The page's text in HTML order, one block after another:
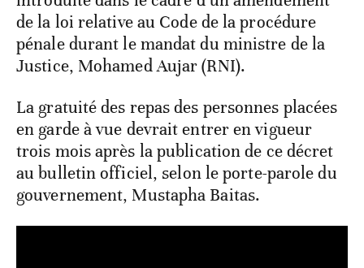
de la loi relative au Code de la procédure
pénale durant le mandat du ministre de la
Justice, Mohamed Aujar (RNI).
La gratuité des repas des personnes placées
en garde à vue devrait entrer en vigueur
trois mois après la publication de ce décret
au bulletin officiel, selon le porte-parole du
gouvernement, Mustapha Baitas.